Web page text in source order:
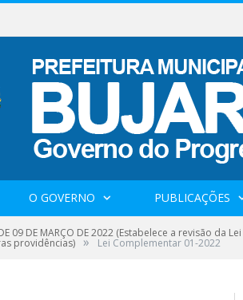
O GOVERNO PUBLICAÇÕES
DE 09 DE MARÇO DE 2022 (Estabelece a revisão
providências) » Lei Complementar 01-2022